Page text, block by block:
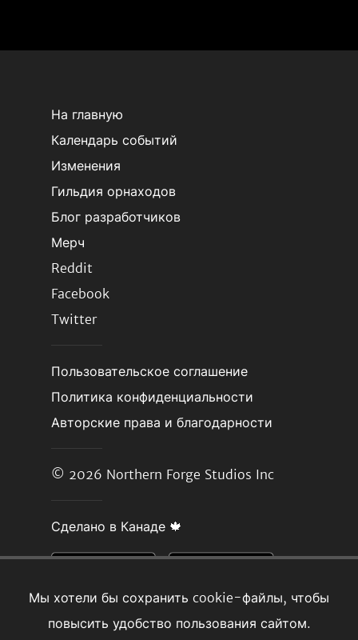
Мы хотели бы сохранить cookie-файлы, чтобы
повысить удобство пользования сайтом.
На главную
Календарь событий
Изменения
Гильдия орнаходов
Блог разработчиков
Мерч
Reddit
Facebook
Twitter
Пользовательское соглашение
Политика конфиденциальности
Авторские права и благодарности
© 2026 Northern Forge Studios Inc
Сделано в Канаде 🍁